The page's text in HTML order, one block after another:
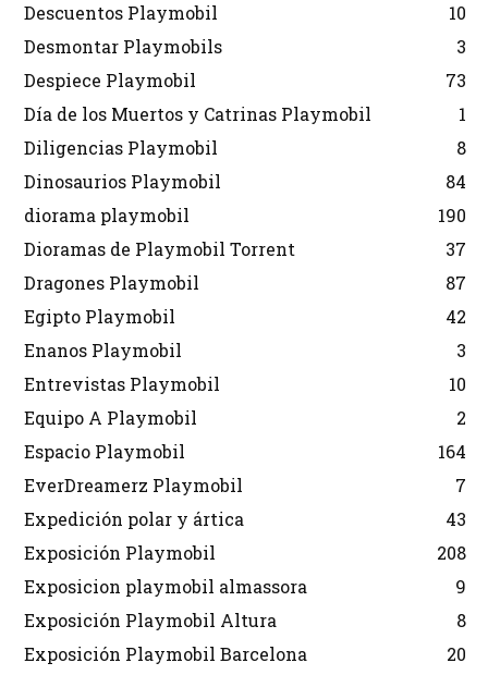
Descuentos Playmobil
10
Desmontar Playmobils
3
Despiece Playmobil
73
Día de los Muertos y Catrinas Playmobil
1
Diligencias Playmobil
8
Dinosaurios Playmobil
84
diorama playmobil
190
Dioramas de Playmobil Torrent
37
Dragones Playmobil
87
Egipto Playmobil
42
Enanos Playmobil
3
Entrevistas Playmobil
10
Equipo A Playmobil
2
Espacio Playmobil
164
EverDreamerz Playmobil
7
Expedición polar y ártica
43
Exposición Playmobil
208
Exposicion playmobil almassora
9
Exposición Playmobil Altura
8
Exposición Playmobil Barcelona
20